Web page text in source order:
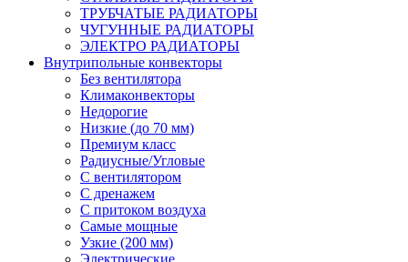
ТРУБЧАТЫЕ РАДИАТОРЫ
ЧУГУННЫЕ РАДИАТОРЫ
ЭЛЕКТРО РАДИАТОРЫ
Внутрипольные конвекторы
Без вентилятора
Климаконвекторы
Недорогие
Низкие (до 70 мм)
Премиум класс
Радиусные/Угловые
С вентилятором
С дренажем
С притоком воздуха
Самые мощные
Узкие (200 мм)
Электрические